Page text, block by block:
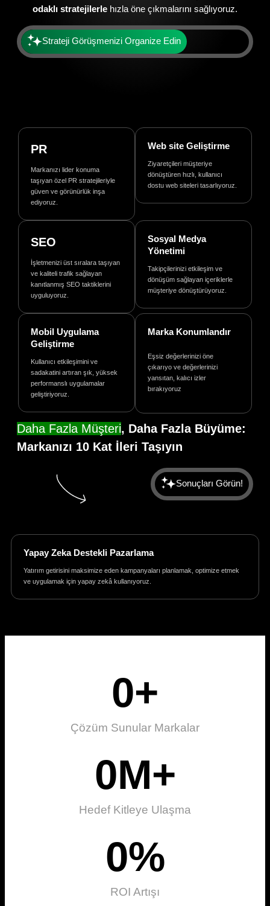
odaklı stratejilerle hızla öne çıkmalarını sağlıyoruz.
Strateji Görüşmenizi Organize Edin
PR
Markanızı lider konuma
taşıyan özel PR stratejileriyle
güven ve görünürlük inşa
ediyoruz.
Web site Geliştirme
Ziyaretçileri müşteriye
dönüştüren hızlı, kullanıcı
dostu web siteleri tasarlıyoruz.
SEO
İşletmenizi üst sıralara taşıyan
ve kaliteli trafik sağlayan
kanıtlanmış SEO taktiklerini
uyguluyoruz.
Sosyal Medya
Yönetimi
Takipçilerinizi etkileşim ve
dönüşüm sağlayan içeriklerle
müşteriye dönüştürüyoruz.
Mobil Uygulama
Geliştirme
Kullanıcı etkileşimini ve
sadakatini artıran şık, yüksek
performanslı uygulamalar
geliştiriyoruz.
Marka Konumlandır
Eşsiz değerlerinizi öne
çıkarıyo ve değerlerinizi
yansıtan, kalıcı izler
bırakıyoruz
Daha Fazla Müşteri, Daha Fazla Büyüme:
Markanızı 10 Kat İleri Taşıyın
Sonuçları Görün!
Yapay Zeka Destekli Pazarlama
Yatırım getirisini maksimize eden kampanyaları planlamak, optimize etmek
ve uygulamak için yapay zekâ kullanıyoruz.
Çözüm Sunular Markalar
0+
Hedef Kitleye Ulaşma
0M+
ROI Artışı
0%